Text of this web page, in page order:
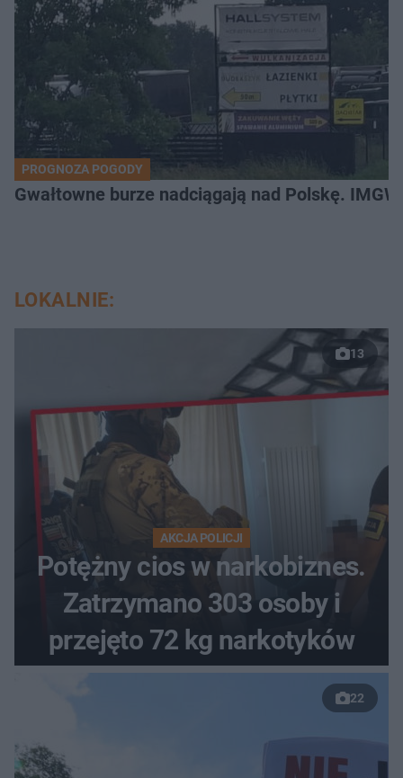
PROGNOZA POGODY
Gwałtowne burze nadciągają nad Polskę.
LOKALNIE:
13
AKCJA POLICJI
Potężny cios w narkobiznes.
Zatrzymano 303 osoby i
przejęto 72 kg narkotyków
22